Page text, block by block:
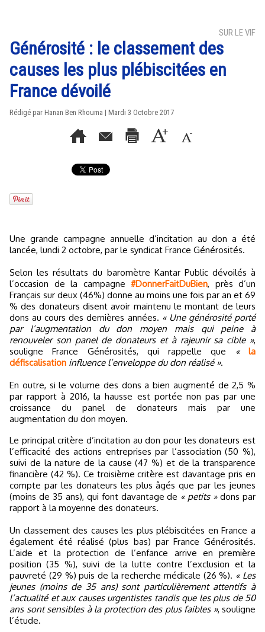
SUR LE VIF
Générosité : le classement des
causes les plus plébiscitées en
France dévoilé
Rédigé par Hanan Ben Rhouma | Mardi 3 Octobre 2017
Une grande campagne annuelle d’incitation au don a été
lancée, lundi 2 octobre, par le syndicat France Générosités.
Selon les résultats du baromètre Kantar Public dévoilés à
l’occasion de la campagne #DonnerFaitDuBien, près d’un
Français sur deux (46%) donne au moins une fois par an et 69
% des donateurs disent avoir maintenu le montant de leurs
dons au cours des dernières années. « Une générosité porté
par l’augmentation du don moyen mais qui peine à
renouveler son panel de donateurs et à rajeunir sa cible »,
souligne France Générosités, qui rappelle que
«
la
défiscalisation influence l’enveloppe du don réalisé ».
En outre, si le volume des dons a bien augmenté de 2,5 %
par rapport à 2016, la hausse est portée non pas par une
croissance du panel de donateurs mais par une
augmentation du don moyen.
Le principal critère d’incitation au don pour les donateurs est
l’efficacité des actions entreprises par l’association (50 %),
suivi de la nature de la cause (47 %) et de la transparence
financière (42 %). Ce troisième critère est davantage pris en
compte par les donateurs les plus âgés que par les jeunes
(moins de 35 ans), qui font davantage de « petits »dons par
rapport à la moyenne des donateurs.
Un classement des causes les plus plébiscitées en France a
également été réalisé (plus bas) par France Générosités.
L’aide et la protection de l’enfance arrive en première
position (35 %), suivi de la lutte contre l’exclusion et la
pauvreté (29 %) puis de la recherche médicale (26 %). « Les
jeunes (moins de 35 ans) sont particulièrement attentifs à
l’actualité et aux causes urgentistes tandis que les plus de 50
ans sont sensibles à la protection des plus faibles », souligne
l’étude.